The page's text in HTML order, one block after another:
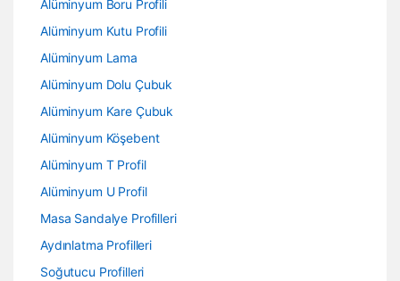
Alüminyum Boru Profili
Alüminyum Kutu Profili
Alüminyum Lama
Alüminyum Dolu Çubuk
Alüminyum Kare Çubuk
Alüminyum Köşebent
Alüminyum T Profil
Alüminyum U Profil
Masa Sandalye Profilleri
Aydınlatma Profilleri
Soğutucu Profilleri